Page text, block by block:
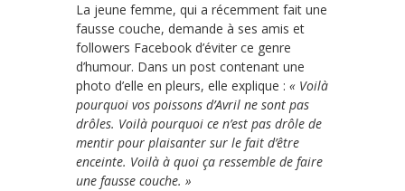
La jeune femme, qui a récemment fait une
fausse couche, demande à ses amis et
followers Facebook d’éviter ce genre
d’humour. Dans un post contenant une
photo d’elle en pleurs, elle explique : « Voilà
pourquoi vos poissons d’Avril ne sont pas
drôles. Voilà pourquoi ce n’est pas drôle de
mentir pour plaisanter sur le fait d’être
enceinte. Voilà à quoi ça ressemble de faire
une fausse couche. »